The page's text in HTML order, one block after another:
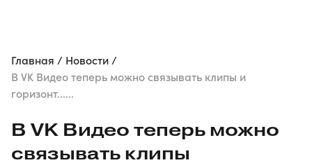
Главная
Новости
В VK Видео теперь можно связывать клипы и
горизонт......
В VK Видео теперь можно
связывать клипы